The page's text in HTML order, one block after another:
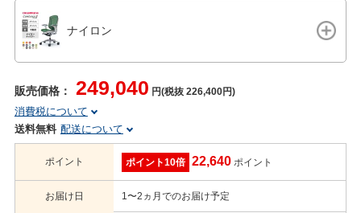
ナイロン
販売価格： 249,040 円(税抜 226,400円)
消費税について
送料無料 配送について
ポイント ポイント10倍 22,640 ポイント
お届け日 1〜2ヵ月でのお届け予定